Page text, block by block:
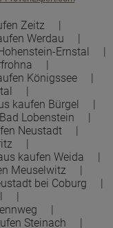
GmbH
Zeitz
Werdau
Ernstal
Königssee
kaufen Bürgel
Lobenstein
Neustadt
kaufen Weida
Meuselwitz
bei Coburg
Steinach